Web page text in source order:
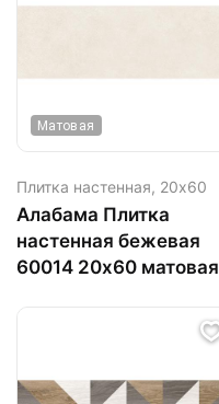
Матовая
Плитка настенная, 20х60
Алабама Плитка
настенная бежевая
60014 20х60 матовая